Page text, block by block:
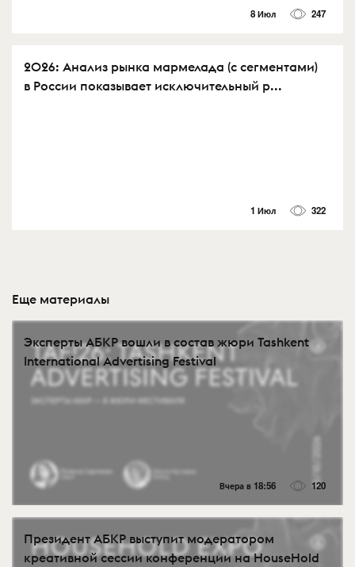
8 Июл 247
2026: Анализ рынка мармелада (с сегментами)
в России показывает исключительный р...
1 Июл 322
Еще материалы
Эксперты АБКР вошли в состав жюри Tashkent
International Advertising Festival
Вчера в 18:56 120
Президент АБКР выступит модератором
креативной сессии конференции на HouseHold